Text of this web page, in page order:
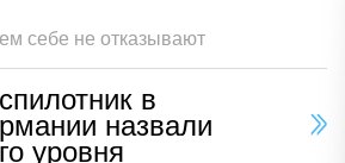
себе не отказывают
в
назвали
уровня